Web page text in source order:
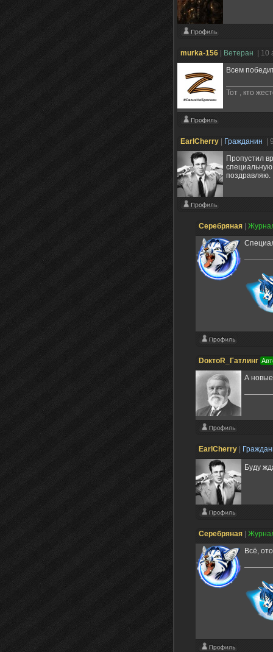
murka-156 Ветеран
| 10
Всем
Тот , кто
EarlCherry Гражданин
|
Пропустил
поздравляю.
Серебряная
DоктоR_Гатлинг
А
EarlCherry
Буду
Серебряная
Всё,